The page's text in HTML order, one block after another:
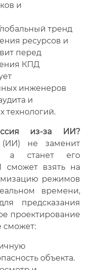
и
тренд
ресурсов и
перед
КПД
инженеров
и
технологий.
из-за ИИ?
(ИИ) не заменит
а станет его
взять на
режимов
времени,
предсказания
проектирование
сможет:
объекта.